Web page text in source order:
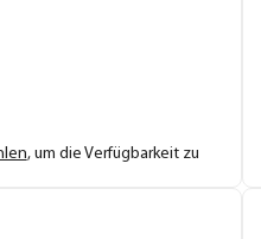
, um die Verfügbarkeit zu